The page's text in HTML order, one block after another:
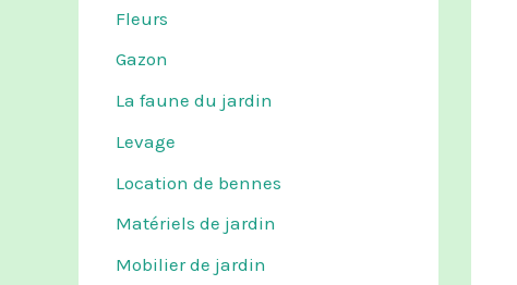
Fleurs
Gazon
La faune du jardin
Levage
Location de bennes
Matériels de jardin
Mobilier de jardin